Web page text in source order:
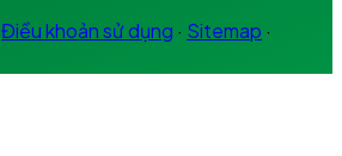
Điều khoản sử dụng · Sitemap ·